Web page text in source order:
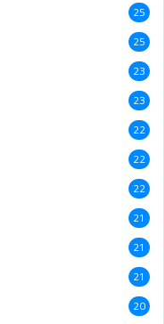
25
25
23
23
22
22
22
21
21
21
20